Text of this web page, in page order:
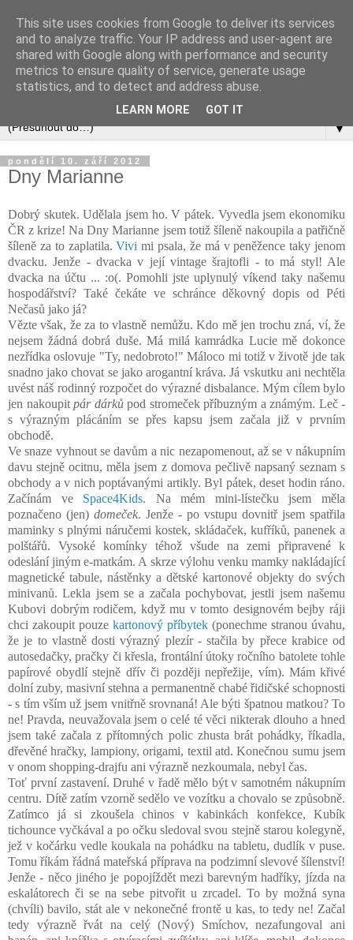
▼
pondělí 10. září 2012
Dny Marianne
Dobrý skutek. Udělala jsem ho. V pátek. Vyvedla jsem ekonomiku
ČR z krize! Na Dny Marianne jsem totiž šíleně nakoupila a patřičně
šíleně za to zaplatila.Vivi mi psala, že má v peněžence taky jenom
dvacku. Jenže - dvacka v její vintage šrajtofli - to má styl! Ale
dvacka na účtu ... :o(. Pomohli jste uplynulý víkend taky našemu
hospodářství? Také čekáte ve schránce děkovný dopis od Péti
Nečasů jako já?
Vězte však, že za to vlastně nemůžu. Kdo mě jen trochu zná, ví, že
nejsem žádná dobrá duše. Má milá kamrádka Lucie mě dokonce
nezřídka oslovuje "Ty, nedobroto!" Máloco mi totiž v životě jde tak
snadno jako chovat se jako arogantní kráva. Já vskutku ani nechtěla
uvést náš rodinný rozpočet do výrazné disbalance. Mým cílem bylo
jen nakoupit pár dárkůpod stromeček příbuzným a známým. Leč -
s výrazným plácáním se přes kapsu jsem začala již v prvním
obchodě.
Ve snaze vyhnout se davům a nic nezapomenout, až se v nákupním
davu stejně ocitnu, měla jsem z domova pečlivě napsaný seznam s
obchody a v nich poptávanými artikly. Byl pátek, deset hodin ráno.
Začínám ve Space4Kids. Na mém mini-lístečku jsem měla
poznačeno (jen) domeček. Jenže - po vstupu dovnitř jsem spatřila
maminky s plnými náručemi kostek, skládaček, kufříků, panenek a
polštářů. Vysoké komínky téhož všude na zemi připravené k
odeslání jiným e-matkám. A skrze výlohu venku mamky nakládající
magnetické tabule, nástěnky a dětské kartonové objekty do svých
minivanů. Lekla jsem se a začala pochybovat, jestli jsem našemu
Kubovi dobrým rodičem, když mu v tomto designovém bejby ráji
chci zakoupit pouze kartonový příbytek (ponechme stranou úvahu,
že je to vlastně dosti výrazný plezír - stačila by přece krabice od
autosedačky, pračky či křesla, frontální útoky ročního batolete tohle
papírové obydlí stejně dřív či později nepřežije, vím). Mám křivé
dolní zuby, masivní stehna a permanentně chabé řidičské schopnosti
- s tím vším už jsem vnitřně srovnaná! Ale býti špatnou matkou? To
ne! Pravda, neuvažovala jsem o celé té věci nikterak dlouho a hned
jsem také začala z přítomných polic zhusta brát pohádky, říkadla,
dřevěné hračky, lampiony, origami, textil atd. Konečnou sumu jsem
v onom shopping-drajfu ani výrazně nezkoumala, nebyl čas.
Toť první zastavení. Druhé v řadě mělo být v samotném nákupním
centru. Dítě zatím vzorně sedělo ve vozítku a chovalo se způsobně.
Zatímco já si zkoušela chinos v kabinkách konfekce, Kubík
tichounce vyčkával a po očku sledoval svou stejně starou kolegyně,
jež v kočárku vedle koukala na pohádku na tabletu, dudlík v puse.
Tomu říkám řádná mateřská příprava na podzimní slevové šílenství!
Jenže - něco jiného je popojíždět mezi barevným hadříky, jízda na
eskalátorech či se na sebe pitvořit u zrcadel. To by možná syna
(chvíli) bavilo, stát ale v nekonečné frontě u kas, to tedy ne! Začal
tedy výrazně řvát na celý (Nový) Smíchov, nezafungoval ani
This site uses cookies from Google to deliver its services
and to analyze traffic. Your IP address and user-agent are
shared with Google along with performance and security
metrics to ensure quality of service, generate usage
statistics, and to detect and address abuse.
LEARN MORE GOT IT